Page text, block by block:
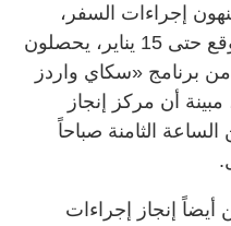
إجراءات السفر،
ويسلمون أمتعتهم في هذا الموقع حتى 15 يناير، يحصلون
قدرها 2500 ميل من برنامج «سكاي واردز
أن مركز إنجاز
الثامنة صباحاً
أيضاً إنجاز إجراءات